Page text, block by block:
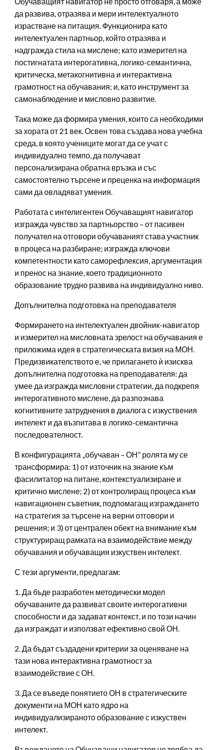
да развива, отразява и мери интелектуалното
израстване на питащия. Функционира като
интелектуален партньор, който отразява и
надгражда стила на мислене; като измерител на
постигнатата интерогативна, логико-семантична,
критическа, метакогнитивна и интерактивна
грамотност на обучавания; и, като инструмент за
самонаблюдение и мисловно развитие.
Така може да формира умения, които са необходими
за хората от 21 век. Освен това създава нова учебна
среда, в която учениците могат да се учат с
индивидуално темпо, да получават
персонализирана обратна връзка и със
самостоятелно търсене и преценка на информация
сами да овладяват умения.
Работата с интелигентен Обучаващият навигатор
изгражда чувство за партньорство – от пасивен
получател на отговори обучаваният става участник
в процеса на разбиране; изгражда ключови
компетентности като саморефлексия, аргументация
и пренос на знание, което традиционното
образование трудно развива на индивидуално ниво.
Допълнителна подготовка на преподавателя
Формирането на интелектуален двойник-навигатор
и измерител на мисловната зрелост на обучавания е
приложима идея в стратегическата визия на МОН.
Предизвикателството е, че прилагането ѝ изисква
допълнителна подготовка на преподавателя: да
умее да изгражда мисловни стратегии, да подкрепя
интерогативното мислене, да разпознава
когнитивните затруднения в диалога с изкуствения
интелект и да възпитава в логико-семантична
последователност.
В конфигурацията „обучаван – ОН“ ролята му се
трансформира: 1) от източник на знание към
фасилитатор на питане, контекстуализиране и
критично мислене; 2) от контролиращ процеса към
навигационен съветник, подпомагащ изграждането
на стратегия за търсене на верни отговори и
решения; и 3) от централен обект на внимание към
структуриращ рамката на взаимодействие между
обучавания и обучаващия изкуствен интелект.
С тези аргументи, предлагам:
1. Да бъде разработен методически модел
обучаваните да развиват своите интерогативни
способности и да задават контекст, и по този начин
да изграждат и използват ефективно свой ОН.
2. Да бъдат създадени критерии за оценяване на
тази нова интерактивна грамотност за
взаимодействие с ОН.
3. Да се въведе понятието ОН в стратегическите
документи на МОН като ядро на
индивидуализираното образование с изкуствен
интелект.